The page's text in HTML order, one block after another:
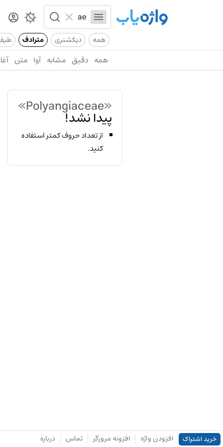
همه دیکشنری مترادف
همه دقیق مشابه آوا متن
«Polyangiaceae»
پیدا نشد!
از تعداد حروف کمتر استفاده
کنید.
خرید اشتراک افزودن واژه افزونه مرورگر تماس درباره